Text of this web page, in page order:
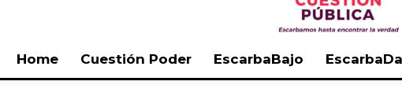
Home Cuestión Poder EscarbaBajo